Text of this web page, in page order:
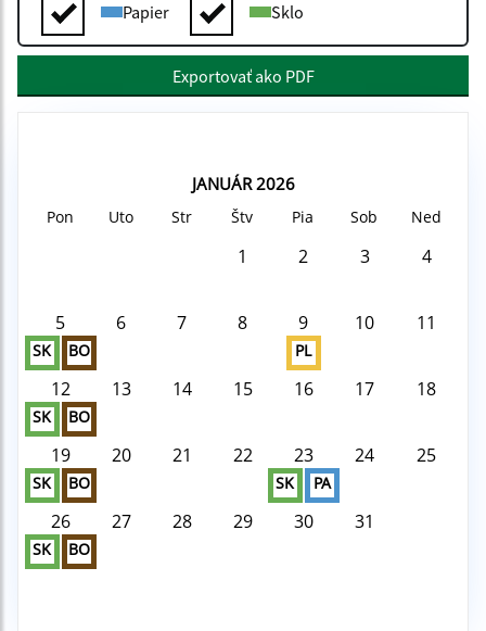
Papier Sklo
Exportovať ako PDF
JANUÁR 2026
Pon Uto Str Štv Pia Sob Ned
1 2 3 4
5
SK BO
6 7 8 9
PL
10 11
12
SK BO
13 14 15 16 17 18
19
SK BO
20 21 22 23
SK PA
24 25
26
SK BO
27 28 29 30 31